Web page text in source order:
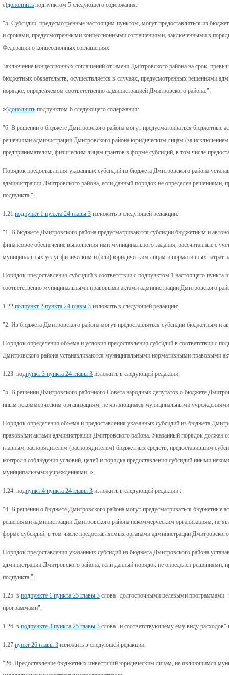
е)дополнить подпунктом 5 следующего содержания:
"5. Субсидии, предусмотренные настоящим пунктом, могут предоставляться из
и сроками, предусмотренными концессионными соглашениями, заключенными в
Федерации о концессионных соглашениях.
Заключение концессионных соглашений от имени Дмитровского района на срок,
бюджетных обязательств, осуществляется в случаях, предусмотренных решениями
порядке, определяемом соответственно администрацией Дмитровского района.";
ж)дополнить подпунктом 6 следующего содержания:
"6. В решении о бюджете Дмитровского района могут предусматриваться бюджетные
решениями администрации Дмитровского района юридическим лицам (за
предпринимателям, физическим лицам грантов в форме субсидий, в том числе
Порядок предоставления указанных субсидий из бюджета Дмитровского района
администрации Дмитровского района, если данный порядок не определен решениями,
подпункта.";
1.21. подпункт 1 пункта 24 главы 3 изложить в следующей редакции:
"1. В бюджете Дмитровского района предусматриваются субсидии бюджетным и
финансовое обеспечение выполнения ими муниципального задания, рассчитанные с
муниципальных услуг физическим и (или) юридическим лицам и нормативных затрат
Порядок предоставления субсидий в соответствии с подпунктом 1 настоящего пункта
соответственно муниципальными правовыми актами администрации Дмитровского
1.22. подпункт 2 пункта 24 главы 3 изложить в следующей редакции:
"2. Из бюджета Дмитровского района могут предоставляться субсидии бюджетным и
Порядок определения объема и условия предоставления субсидий в соответствии с
Дмитровского района устанавливаются муниципальными нормативными правовыми
1.23. подпункт 3 пункта 24 главы 3 изложить в следующей редакции:
"5. В решении Дмитровского районного Совета народных депутатов о бюджете
иным некоммерческим организациям, не являющимся муниципальными
Порядок определения объема и предоставления указанных субсидий из бюджета
правовыми актами администрации Дмитровского района. Указанный порядок должен
главным распорядителем (распорядителем) бюджетных средств, предоставившим
контроля соблюдения условий, целей и порядка предоставления субсидий иными
муниципальными учреждениями. »;
1.24. подпункт 4 пункта 24 главы 3 изложить в следующей редакции :
"4. В решении о бюджете Дмитровского района могут предусматриваться бюджетные
решениями администрации Дмитровского района некоммерческим организациям, не
форме субсидий, в том числе предоставляемых органами администрации
Порядок предоставления указанных субсидий из бюджета Дмитровского района
администрации Дмитровского района, если данный порядок не определен решениями,
подпункта.";
1.25. в подпункте 1 пункта 25 главы 3 слова "долгосрочными целевыми
программами";
1.26. в подпункте 3 пункта 25 главы 3 слова "и соответствующему ему виду расходов"
1.27. пункт 26 главы 3 изложить в следующей редакции:
"26. Предоставление бюджетных инвестиций юридическим лицам, не являющимся